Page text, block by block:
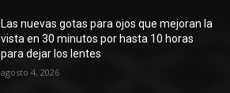
Las nuevas gotas para ojos que mejoran la
vista en 30 minutos por hasta 10 horas
para dejar los lentes
agosto 4, 2026